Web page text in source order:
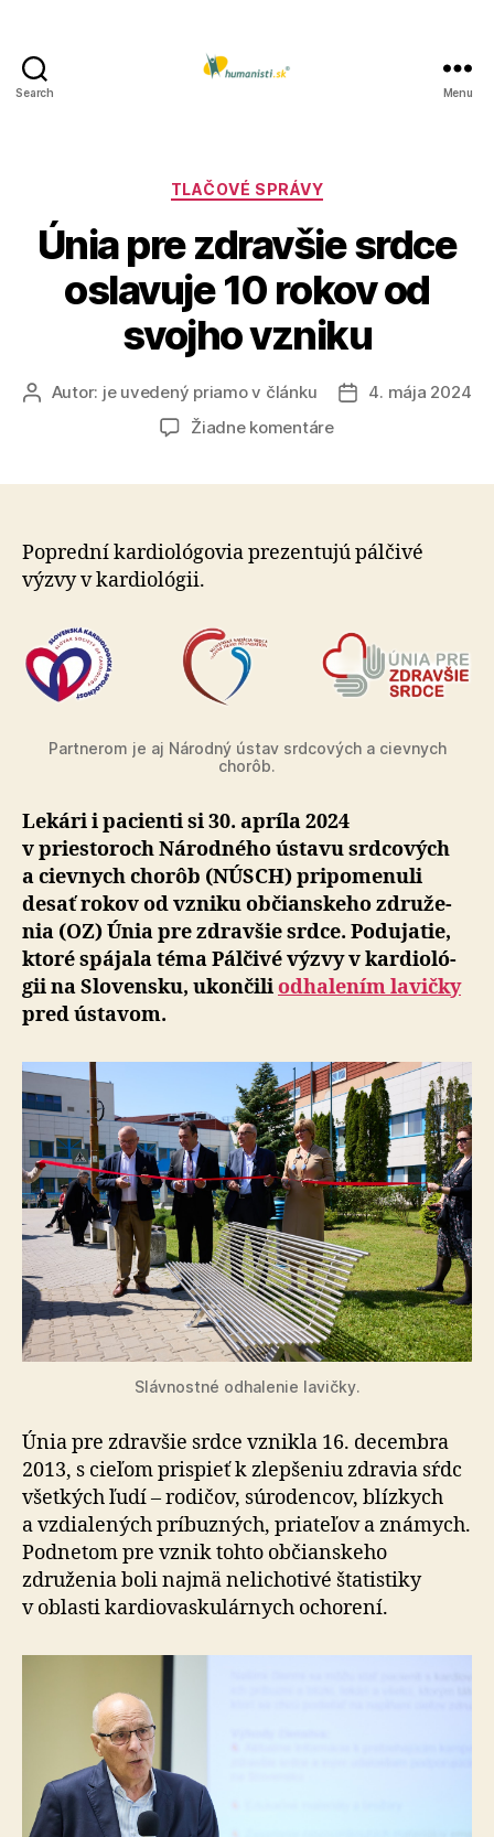
Search Menu
Kategórie
TLAČOVÉ SPRÁVY
Únia pre zdravšie srdce
oslavuje 10 rokov od
svojho vzniku
AutorAutor: je uvedený priamo v článku
Dátum
4. mája 2024
Žiadne komentárena
oslavuje
svojho
vzniku
Poprední kardiológovia prezentujú pálčivé
výzvy v kar­dio­ló­gii.
Partnerom je aj Národný ústav srdco­vých a ciev­nych
chorôb.
Lekári i pacienti si 30. apríla 2024
v priestoroch Národného ústavu srdco­vých
a ciev­nych chorôb (NÚSCH) pri­po­me­nuli
desať rokov od vzniku občianskeho zdru­že­
nia (OZ) Únia pre zdravšie srdce. Podujatie,
ktoré spájala téma Pálčivé výzvy v kar­dio­ló­
gii na Slo­ven­sku, ukon­čiliodha­le­ním lavičky
pred ústavom.
Slávnostné odhalenie lavičky.
Únia pre zdravšie srdce vznikla 16. decembra
2013, s cieľom prispieť k zlepšeniu zdravia sŕdc
všetkých ľudí – rodičov, súrodencov, blízkych
a vzdia­le­ných príbuzných, priateľov a zná­mych.
Podnetom pre vznik tohto občianskeho
združenia boli najmä nelichotivé štatistiky
v oblasti kar­dio­vasku­lár­nych ocho­rení.